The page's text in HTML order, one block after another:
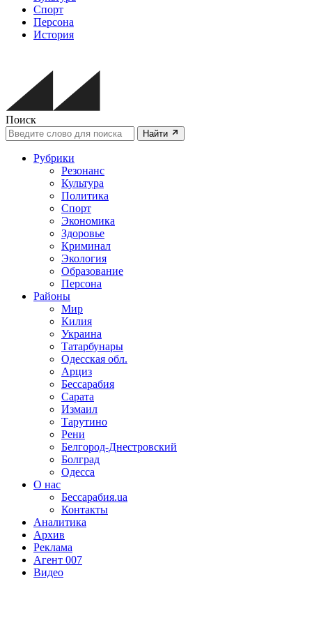
Спорт
Персона
История
Поиск
Найти
Рубрики
Резонанс
Культура
Политика
Спорт
Экономика
Здоровье
Криминал
Экология
Образование
Персона
Районы
Мир
Килия
Украина
Татарбунары
Одесская обл.
Арциз
Бессарабия
Сарата
Измаил
Тарутино
Рени
Белгород-Днестровский
Болград
Одесса
О нас
Бессарабия.ua
Контакты
Аналитика
Архив
Реклама
Агент 007
Видео